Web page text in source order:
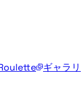
ギャラリ